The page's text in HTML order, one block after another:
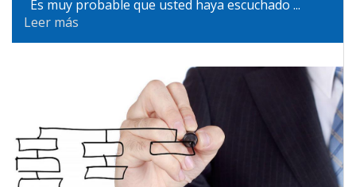
Es muy probable que usted haya escuchado ...
Leer más